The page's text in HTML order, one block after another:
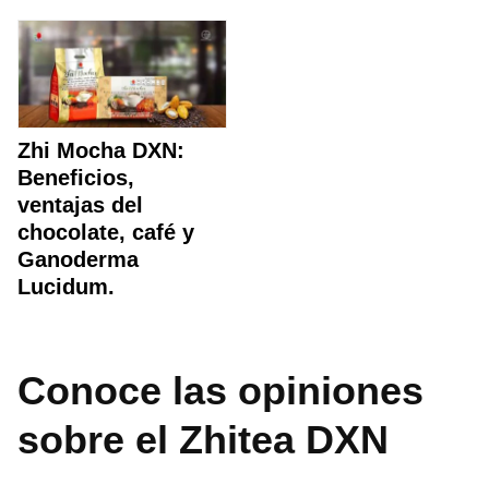
Zhi Mocha DXN:
Beneficios,
ventajas del
chocolate, café y
Ganoderma
Lucidum.
Conoce las opiniones
sobre el Zhitea DXN